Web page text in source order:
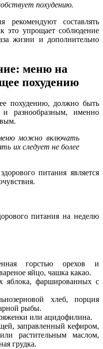
похудению.
рекомендуют составлять
это упрощает соблюдение
жизни и дополнительно
меню на
похудению
похудению, должно быть
и разнообразным, именно
можно включать
их следует не более
питания является
питания на неделю
горстью орехов и
яйцо, чашка какао.
яблока, фаршированных с
хлеб, порция
рыбы.
или ацидофилина.
заправленный кефиром,
растительным маслом,
грудка.